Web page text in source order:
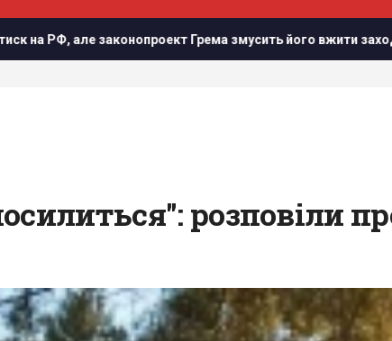
Грема змусить його вжити заходів, - WSJ
розповіли